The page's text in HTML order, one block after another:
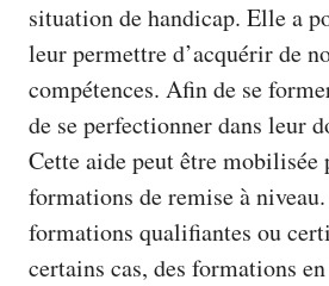
situation de handicap. Elle a
leur permettre d’acquérir de
compétences. Afin de se
de se perfectionner dans leur
Cette aide peut être mobilisée
formations de remise à niveau.
formations qualifiantes ou
certains cas, des formations